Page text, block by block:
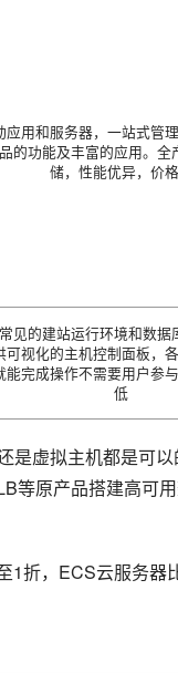
应用和服务器，一站式管
的功能及丰富的应用。全
储，性能优异，价
见的建站运行环境和数据
可视化的主机控制面板，
能完成操作不需要用户参
低
虚拟主机都是可
等原产品搭建高可
折，ECS云服务器